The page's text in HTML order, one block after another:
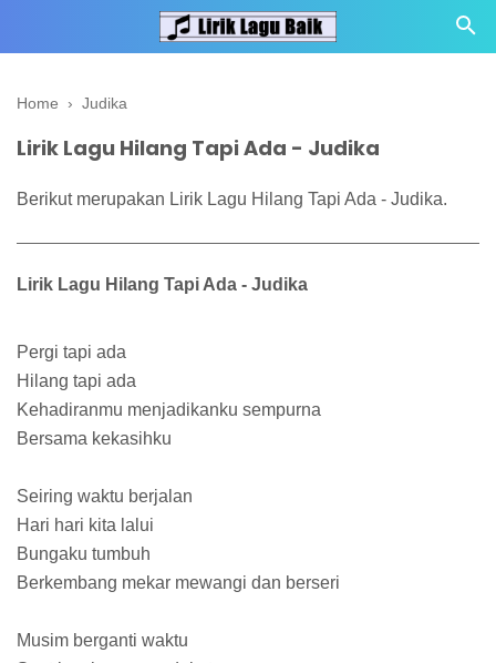
Home › Judika
Lirik Lagu Hilang Tapi Ada - Judika
Berikut merupakan Lirik Lagu Hilang Tapi Ada - Judika.
Lirik Lagu Hilang Tapi Ada - Judika
Pergi tapi ada
Hilang tapi ada
Kehadiranmu menjadikanku sempurna
Bersama kekasihku
Seiring waktu berjalan
Hari hari kita lalui
Bungaku tumbuh
Berkembang mekar mewangi dan berseri
Musim berganti waktu